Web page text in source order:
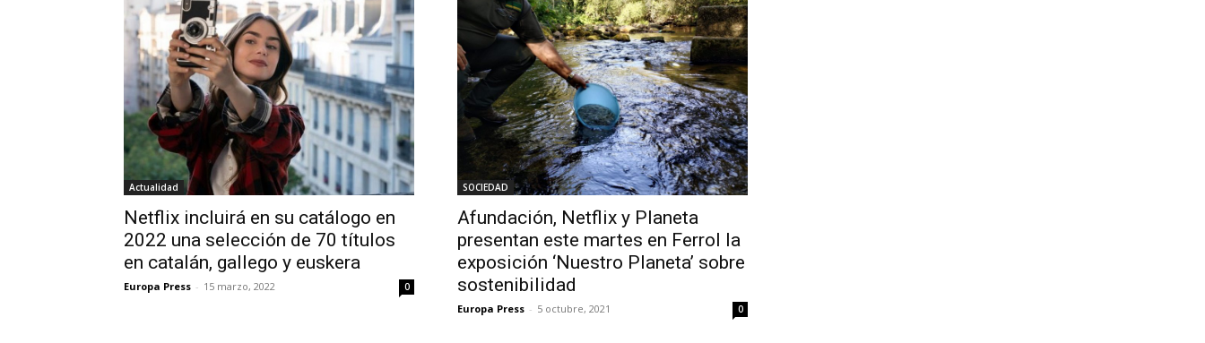
Actualidad
Netflix incluirá en su catálogo en
2022 una selección de 70 títulos
en catalán, gallego y euskera
Europa Press - 15 marzo, 2022 0
SOCIEDAD
Afundación, Netflix y Planeta
presentan este martes en Ferrol la
exposición ‘Nuestro Planeta’ sobre
sostenibilidad
Europa Press - 5 octubre, 2021 0